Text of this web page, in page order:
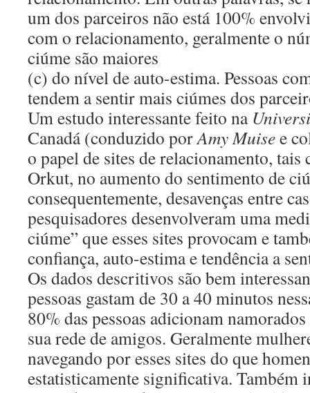
um dos parceiros não está 100%
com o relacionamento, geralmente o
ciúme são maiores
(c) do nível de auto-estima. Pessoas
tendem a sentir mais ciúmes dos
Um estudo interessante feito na
Canadá (conduzido porAmy Muisee
o papel de sites de relacionamento, tais
Orkut, no aumento do sentimento de
consequentemente, desavenças entre
pesquisadores desenvolveram uma
ciúme” que esses sites provocam e
confiança, auto-estima e tendência a
Os dados descritivos são bem
pessoas gastam de 30 a 40 minutos
80% das pessoas adicionam
sua rede de amigos. Geralmente
navegando por esses sites do que
estatisticamente significativa. Também